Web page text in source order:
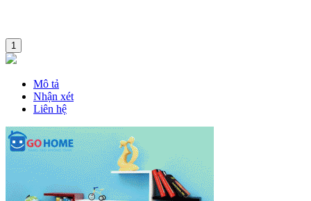
1
Mô tả
Nhận xét
Liên hệ